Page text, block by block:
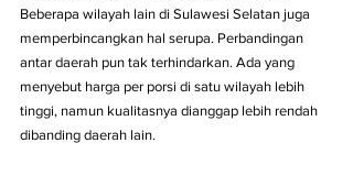
Beberapa wilayah lain di Sulawesi Selatan juga
memperbincangkan hal serupa. Perbandingan
antar daerah pun tak terhindarkan. Ada yang
menyebut harga per porsi di satu wilayah lebih
tinggi, namun kualitasnya dianggap lebih rendah
dibanding daerah lain.